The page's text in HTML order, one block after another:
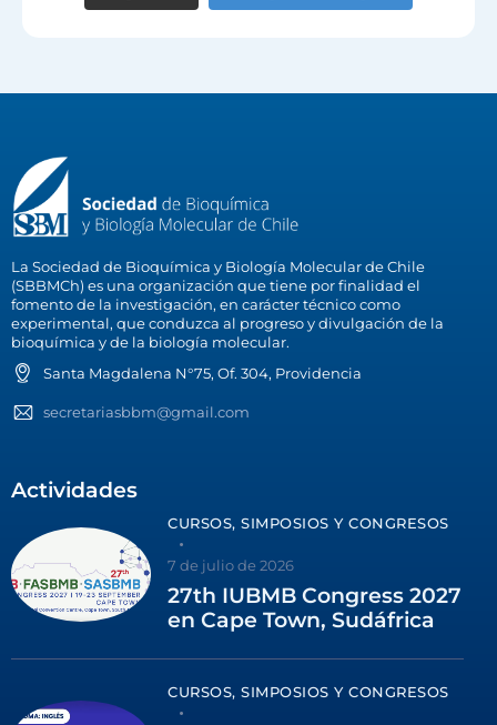
La Sociedad de Bioquímica y Biología Molecular de Chile
(SBBMCh) es una organización que tiene por finalidad el
fomento de la investigación, en carácter técnico como
experimental, que conduzca al progreso y divulgación de la
bioquímica y de la biología molecular.
Santa Magdalena N°75, Of. 304, Providencia
secretariasbbm@gmail.com
Actividades
CURSOS, SIMPOSIOS Y CONGRESOS
7 de julio de 2026
27th IUBMB Congress 2027
en Cape Town, Sudáfrica
CURSOS, SIMPOSIOS Y CONGRESOS